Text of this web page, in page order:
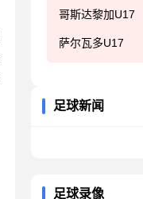
哥斯达黎加U17
萨尔瓦多U17
足球新闻
足球录像